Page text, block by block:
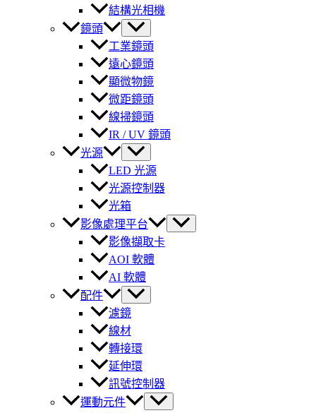
結構光相機
鏡頭
工業鏡頭
遠心鏡頭
顯微物鏡
微距鏡頭
線掃鏡頭
IR / UV 鏡頭
光源
LED 光源
光源控制器
光箱
影像處理平台
影像擷取卡
AOI 軟體
AI 軟體
配件
濾鏡
線材
轉接環
延伸環
訊號控制器
運動元件